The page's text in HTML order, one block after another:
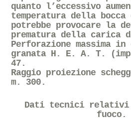
quanto l’eccessivo
temperatura della bocca
potrebbe provocare la
prematura della carica
Perforazione massima in
granata H. E. A. T.
47.
Raggio proiezione
m. 300.
Dati tecnici relativi
fuoco.